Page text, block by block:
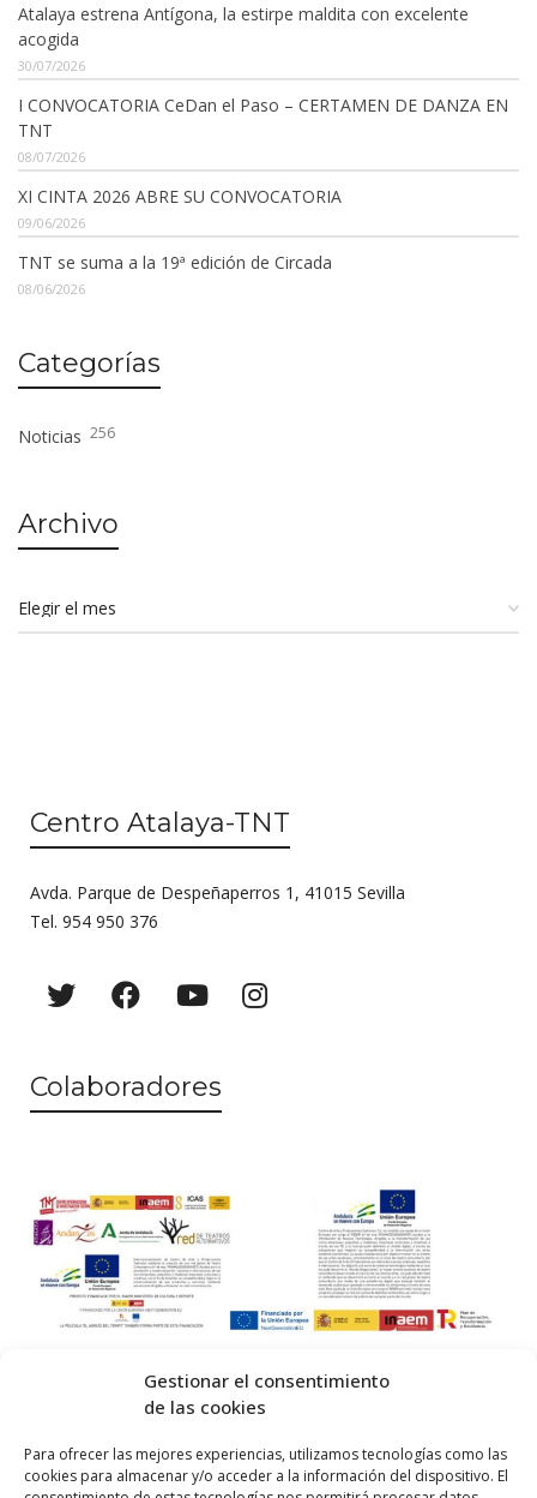
Gestionar el consentimiento
de las cookies
Para ofrecer las mejores experiencias, utilizamos tecnologías como las
cookies para almacenar y/o acceder a la información del dispositivo. El
Atalaya estrena Antígona, la estirpe maldita con excelente
acogida
30/07/2026
I CONVOCATORIA CeDan el Paso – CERTAMEN DE DANZA EN
TNT
08/07/2026
XI CINTA 2026 ABRE SU CONVOCATORIA
09/06/2026
TNT se suma a la 19ª edición de Circada
08/06/2026
Categorías
Noticias 256
Archivo
Centro Atalaya-TNT
Avda. Parque de Despeñaperros 1, 41015 Sevilla
Tel. 954 950 376
Colaboradores
by QM.